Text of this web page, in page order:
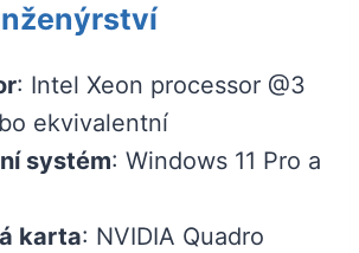
: Intel Xeon processor @3
ekvivalentní
systém: Windows 11 Pro a
karta: NVIDIA Quadro